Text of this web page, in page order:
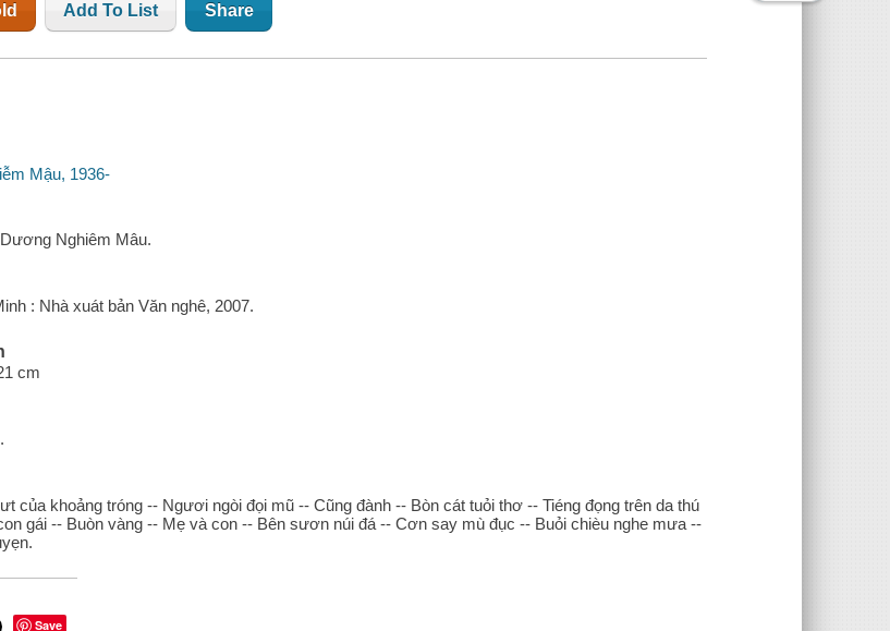
Add To List Share
Mậu, 1936-
Nghiêm Mâu.
: Nhà xuát bản Văn nghê, 2007.
cm
của khoảng tróng -- Ngươi ngòi đọi mũ -- Cũng đành -- Bòn cát tuỏi thơ -- Tiéng đọng trên da thú
gái -- Buòn vàng -- Mẹ và con -- Bên sươn núi đá -- Cơn say mù đục -- Buỏi chièu nghe mưa --
Save